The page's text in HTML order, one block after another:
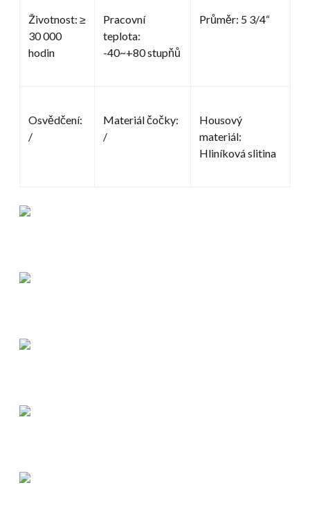
Životnost: ≥
30 000
hodin
Pracovní
teplota:
-40~+80 stupňů
Průměr: 5 3/4“
Osvědčení:
/
Materiál čočky:
/
Housový
materiál:
Hliníková slitina